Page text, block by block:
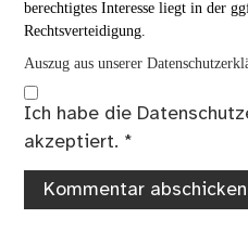
berechtigtes Interesse liegt in der
Rechtsverteidigung.
Auszug aus unserer
Ich habe die
akzeptiert. *